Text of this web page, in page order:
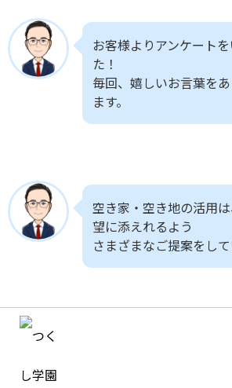
お客様よりアンケート
た！
毎回、嬉しいお言葉を
ます。
空き家・空き地の活用
望に添えれるよう
さまざまなご提案をして